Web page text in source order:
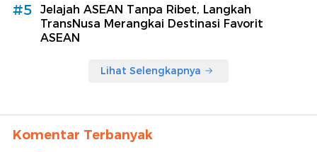
#5
Jelajah ASEAN Tanpa Ribet, Langkah
TransNusa Merangkai Destinasi Favorit
ASEAN
Lihat Selengkapnya
Komentar Terbanyak